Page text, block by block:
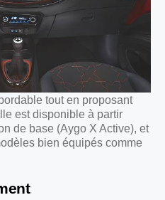
tout en proposant
est disponible à partir
de base (Aygo X Active), et
bien équipés comme